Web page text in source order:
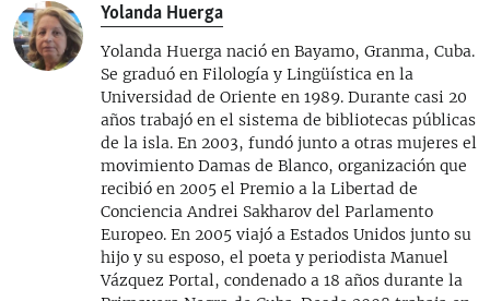
Yolanda Huerga
Yolanda Huerga nació en Bayamo, Granma, Cuba.
Se graduó en Filología y Lingüística en la
Universidad de Oriente en 1989. Durante casi 20
años trabajó en el sistema de bibliotecas públicas
de la isla. En 2003, fundó junto a otras mujeres el
movimiento Damas de Blanco, organización que
recibió en 2005 el Premio a la Libertad de
Conciencia Andrei Sakharov del Parlamento
Europeo. En 2005 viajó a Estados Unidos junto su
hijo y su esposo, el poeta y periodista Manuel
Vázquez Portal, condenado a 18 años durante la